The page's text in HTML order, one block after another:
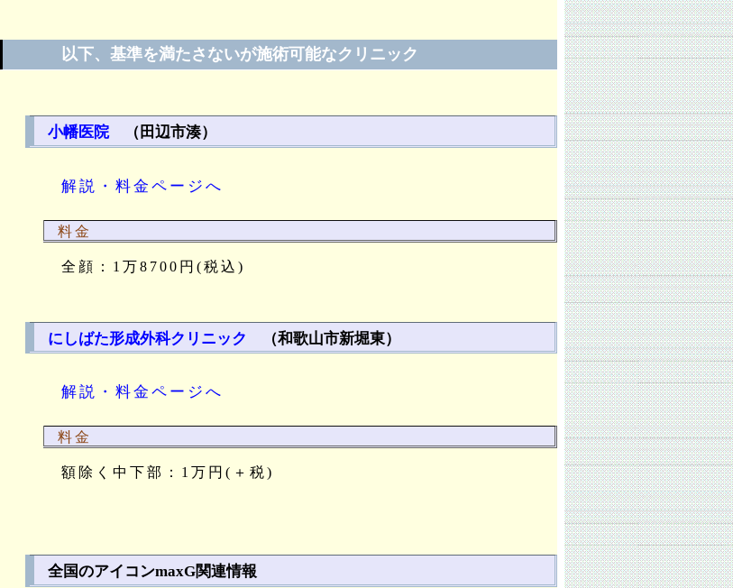
以下、基準を満たさないが施術可能なクリニック
小幡医院（田辺市湊）
解説・料金ページへ
料金
全顔：1万8700円(税込)
にしばた形成外科クリニック （和歌山市新堀東）
解説・料金ページへ
料金
額除く中下部：1万円(＋税)
全国のアイコンmaxG関連情報